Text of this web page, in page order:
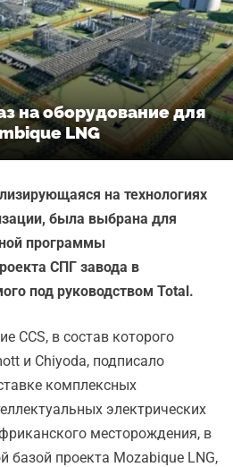
на оборудование для
LNG
на технологиях
была выбрана для
программы
СПГ завода в
под руководством Total.
CCS, в состав которого
и Chiyoda, подписало
комплексных
электрических
месторождения, в
базой проекта Mozabique LNG,